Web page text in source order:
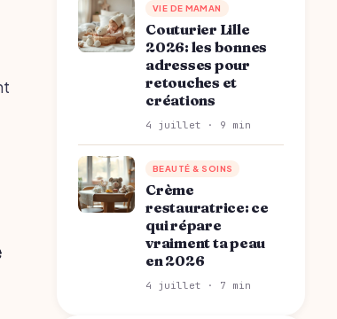
VIE DE MAMAN
Couturier Lille
2026: les bonnes
adresses pour
retouches et
créations
4 juillet · 9 min
BEAUTÉ & SOINS
Crème
restauratrice: ce
qui répare
vraiment ta peau
en 2026
4 juillet · 7 min